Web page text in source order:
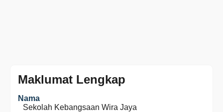
Maklumat Lengkap
Nama
Sekolah Kebangsaan Wira Jaya